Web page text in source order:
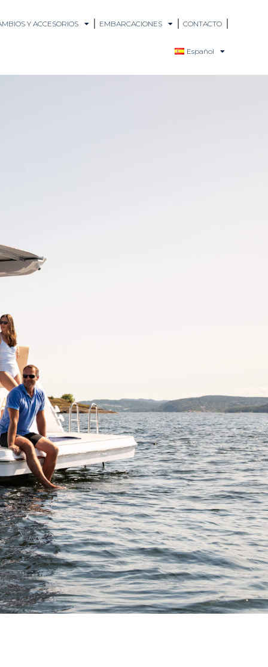
Y ACCESORIOS EMBARCACIONES CONTACTO
Español